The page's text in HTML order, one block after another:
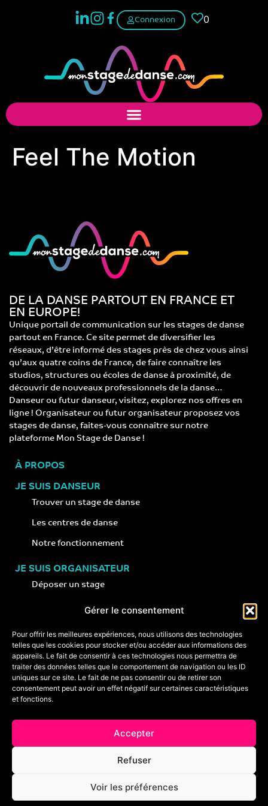
Gérer le consentement
Pour offrir les meilleures expériences, nous utilisons des technologies
telles que les cookies pour stocker et/ou accéder aux informations des
appareils. Le fait de consentir à ces technologies nous permettra de
traiter des données telles que le comportement de navigation ou les ID
uniques sur ce site. Le fait de ne pas consentir ou de retirer son
consentement peut avoir un effet négatif sur certaines caractéristiques
et fonctions.
Accepter
Refuser
Voir les préférences
Connexion 0
Feel The Motion
DE LA DANSE PARTOUT EN FRANCE ET
EN EUROPE!
Unique portail de communication sur les stages de danse
partout en France. Ce site permet de diversifier les
réseaux, d’être informé des stages près de chez vous ainsi
qu’aux quatre coins de France, de faire connaître les
studios, structures ou écoles de danse à proximité, de
découvrir de nouveaux professionnels de la danse…
Danseur ou futur danseur, visitez, explorez nos offres en
ligne ! Organisateur ou futur organisateur proposez vos
stages de danse, faites-vous connaître sur notre
plateforme Mon Stage de Danse !
À PROPOS
JE SUIS DANSEUR
Trouver un stage de danse
Les centres de danse
Notre fonctionnement
JE SUIS ORGANISATEUR
Déposer un stage
Notre concept
CONTACT
+33 (0)6 74 89 64 59
monstagededanse@gmail.com
Crédits & mentions légales
Politique de cookies